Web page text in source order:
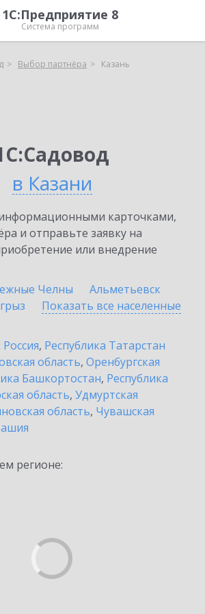
1С:Предприятие 8
Система программ
Выбор партнёра Казань
в Казани
карточками,
и отправьте заявку на
или внедрение
Челны
Альметьевск
Показать все населенные
Россия, Республика Татарстан
область, Оренбургская
Башкортостан, Республика
область, Удмуртская
область, Чувашская
регионе: